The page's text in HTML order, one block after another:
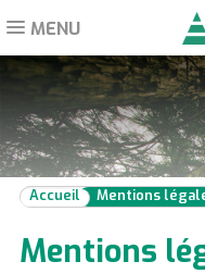
Toggle
MENU
Accueil Mentions
Mentions